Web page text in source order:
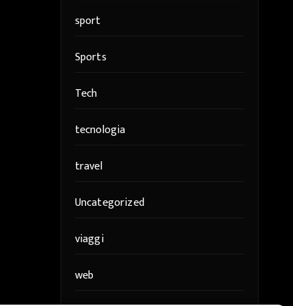
sport
Sports
Tech
tecnologia
travel
Uncategorized
viaggi
web